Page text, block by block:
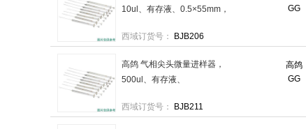
GG
10ul、有存液、0.5×55mm，
西域订货号：
BJB206
高鸽
GG
高鸽 气相尖头微量进样器，
500ul、有存液、
卖规格：1个
西域订货号： BJB211